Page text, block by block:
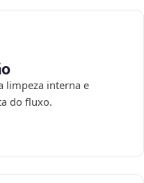
limpeza interna e
do fluxo.